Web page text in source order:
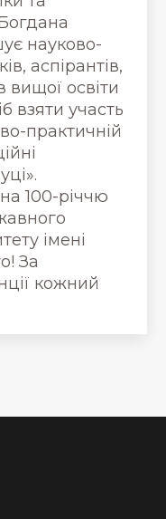
науково-
аспірантів,
вищої освіти
взяти участь
практичній
100-річчю
імені
За
кожний